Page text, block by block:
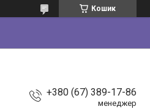
Кошик
+380 (67) 389-17-86
менеджер